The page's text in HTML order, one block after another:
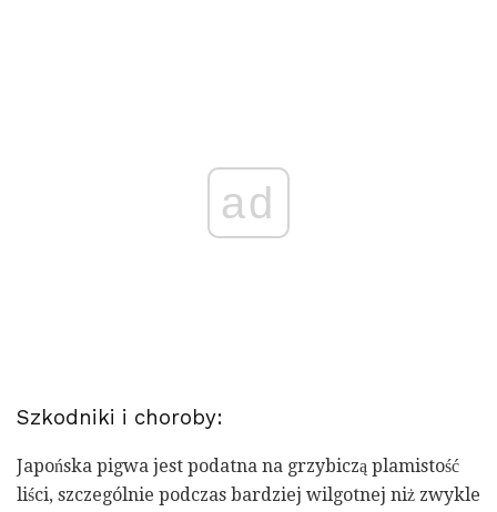
ad
Szkodniki i choroby:
Japońska pigwa jest podatna na grzybiczą plamistość
liści, szczególnie podczas bardziej wilgotnej niż zwykle